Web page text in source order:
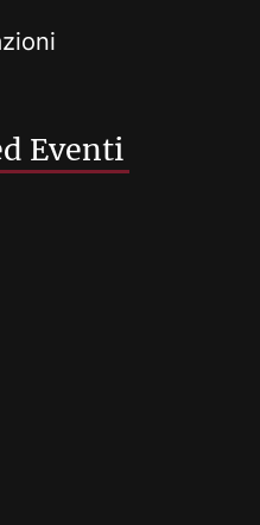
Eventi